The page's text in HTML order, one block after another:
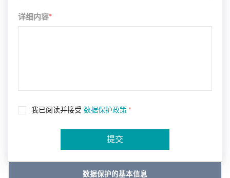
详细内容*
我已阅读并接受 数据保护政策 *
提交
数据保护的基本信息